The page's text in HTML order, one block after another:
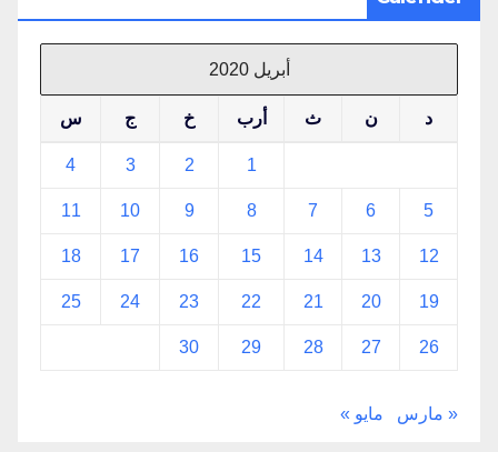
أبريل 2020
د ن ث أرب خ ج س
1
2
3
4
5
6
7
8
9
10
11
12
13
14
15
16
17
18
19
20
21
22
23
24
25
26
27
28
29
30
« مارس مايو »